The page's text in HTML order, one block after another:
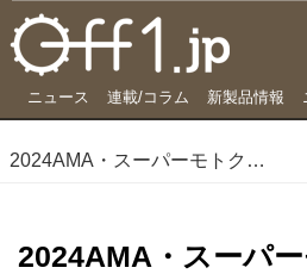
ニュース 連載/コラム 新製品情報
2024AMA・スーパーモトクロスのカレンダーがリリース
2024AMA・スーパ